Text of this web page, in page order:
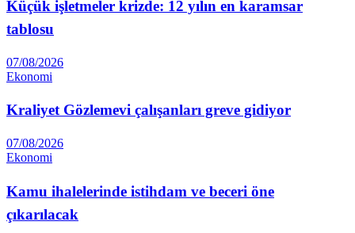
Küçük işletmeler krizde: 12 yılın en karamsar
tablosu
07/08/2026
Ekonomi
Kraliyet Gözlemevi çalışanları greve gidiyor
07/08/2026
Ekonomi
Kamu ihalelerinde istihdam ve beceri öne
çıkarılacak